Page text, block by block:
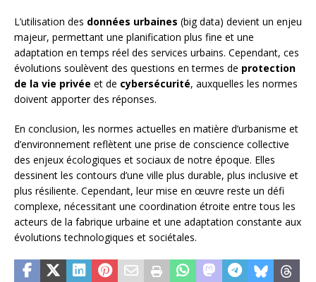
L’utilisation des données urbaines (big data) devient un enjeu
majeur, permettant une planification plus fine et une
adaptation en temps réel des services urbains. Cependant, ces
évolutions soulèvent des questions en termes de protection
de la vie privée et de cybersécurité, auxquelles les normes
doivent apporter des réponses.
En conclusion, les normes actuelles en matière d’urbanisme et
d’environnement reflètent une prise de conscience collective
des enjeux écologiques et sociaux de notre époque. Elles
dessinent les contours d’une ville plus durable, plus inclusive et
plus résiliente. Cependant, leur mise en œuvre reste un défi
complexe, nécessitant une coordination étroite entre tous les
acteurs de la fabrique urbaine et une adaptation constante aux
évolutions technologiques et sociétales.